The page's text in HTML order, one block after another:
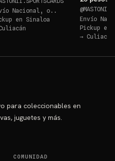
Nacional, o..
en Sinaloa
@
Envío
Pickup en
→ Culiacán
para coleccionables en
juguetes y más.
COMUNIDAD